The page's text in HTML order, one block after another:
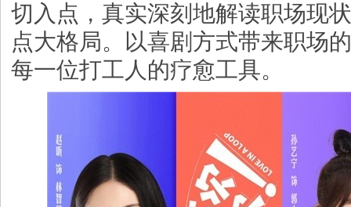
切入点，真实深刻地解读职场现
点大格局。以喜剧方式带来职场
每一位打工人的疗愈工具。